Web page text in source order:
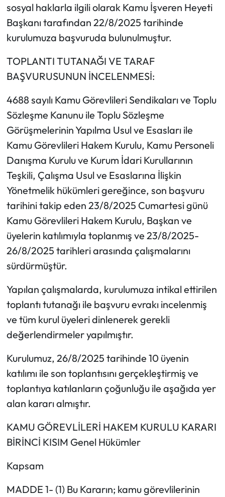
sosyal haklarla ilgili olarak Kamu İşveren Heyeti
Başkanı tarafından 22/8/2025 tarihinde
kurulumuza başvuruda bulunulmuştur.
TOPLANTI TUTANAĞI VE TARAF
BAŞVURUSUNUN İNCELENMESİ:
4688 sayılı Kamu Görevlileri Sendikaları ve Toplu
Sözleşme Kanunu ile Toplu Sözleşme
Görüşmelerinin Yapılma Usul ve Esasları ile
Kamu Görevlileri Hakem Kurulu, Kamu Personeli
Danışma Kurulu ve Kurum İdari Kurullarının
Teşkili, Çalışma Usul ve Esaslarına İlişkin
Yönetmelik hükümleri gereğince, son başvuru
tarihini takip eden 23/8/2025 Cumartesi günü
Kamu Görevlileri Hakem Kurulu, Başkan ve
üyelerin katılımıyla toplanmış ve 23/8/2025-
26/8/2025 tarihleri arasında çalışmalarını
sürdürmüştür.
Yapılan çalışmalarda, kurulumuza intikal ettirilen
toplantı tutanağı ile başvuru evrakı incelenmiş
ve tüm kurul üyeleri dinlenerek gerekli
değerlendirmeler yapılmıştır.
Kurulumuz, 26/8/2025 tarihinde 10 üyenin
katılımı ile son toplantısını gerçekleştirmiş ve
toplantıya katılanların çoğunluğu ile aşağıda yer
alan kararı almıştır.
KAMU GÖREVLİLERİ HAKEM KURULU KARARI
BİRİNCİ KISIM Genel Hükümler
Kapsam
MADDE 1- (1) Bu Kararın; kamu görevlilerinin